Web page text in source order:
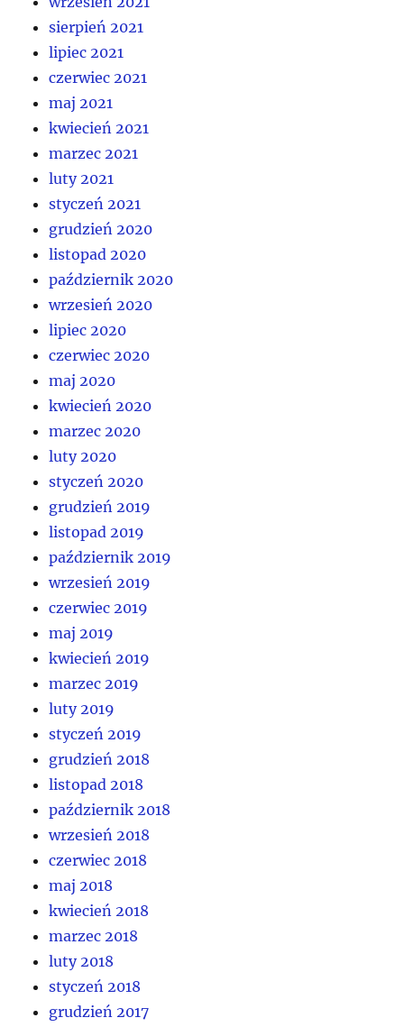
sierpień 2021
lipiec 2021
czerwiec 2021
maj 2021
kwiecień 2021
marzec 2021
luty 2021
styczeń 2021
grudzień 2020
listopad 2020
październik 2020
wrzesień 2020
lipiec 2020
czerwiec 2020
maj 2020
kwiecień 2020
marzec 2020
luty 2020
styczeń 2020
grudzień 2019
listopad 2019
październik 2019
wrzesień 2019
czerwiec 2019
maj 2019
kwiecień 2019
marzec 2019
luty 2019
styczeń 2019
grudzień 2018
listopad 2018
październik 2018
wrzesień 2018
czerwiec 2018
maj 2018
kwiecień 2018
marzec 2018
luty 2018
styczeń 2018
grudzień 2017